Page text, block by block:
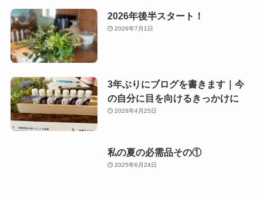
2026年後半スタート！
2026年7月1日
3年ぶりにブログを書きます｜今
の自分に目を向けるきっかけに
2026年4月25日
私の夏の必需品その①
2025年6月24日